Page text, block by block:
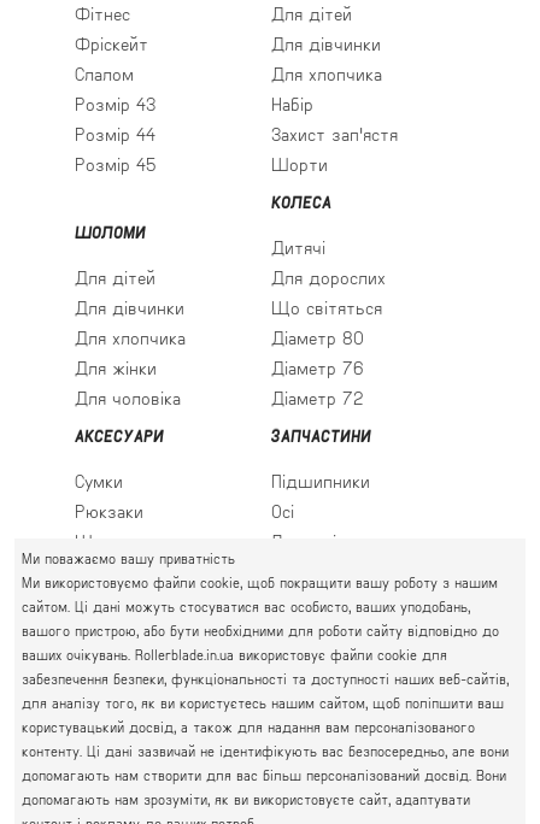
Фітнес
Фріскейт
Слалом
Розмір 43
Розмір 44
Розмір 45
Для дітей
Для дівчинки
Для хлопчика
Набір
Захист зап'ястя
Шорти
ШОЛОМИ
Для дітей
Для дівчинки
Для хлопчика
Для жінки
Для чоловіка
КОЛЕСА
Дитячі
Для дорослих
Що світяться
Діаметр 80
Діаметр 76
Діаметр 72
АКСЕСУАРИ
Сумки
Рюкзаки
Шкарпетки
ЗАПЧАСТИНИ
Підшипники
Осі
Льодові леза
ПРАВИЙ БЕРЕГ
Святошин, Житомирська, Академмістечко
М. КИЇВ, ВУЛ. АКАДЕМІКА КРИМСЬКОГО, 4А
ГРАФІК РОБОТИ:
пн.-пт. 10.00 - 19.00
сб.-нд. 10.00 - 17.00
063 777-59-79
067 111-01-47
050 777-16-00
Ми поважаємо вашу приватність
Ми використовуємо файли cookie, щоб покращити вашу роботу з нашим
сайтом. Ці дані можуть стосуватися вас особисто, ваших уподобань,
вашого пристрою, або бути необхідними для роботи сайту відповідно до
ваших очікувань. Rollerblade.in.ua використовує файли cookie для
забезпечення безпеки, функціональності та доступності наших веб-сайтів,
для аналізу того, як ви користуєтесь нашим сайтом, щоб поліпшити ваш
користувацький досвід, а також для надання вам персоналізованого
контенту. Ці дані зазвичай не ідентифікують вас безпосередньо, але вони
допомагають нам створити для вас більш персоналізований досвід. Вони
допомагають нам зрозуміти, як ви використовуєте сайт, адаптувати